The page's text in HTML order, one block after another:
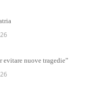
evitare nuove tragedie”